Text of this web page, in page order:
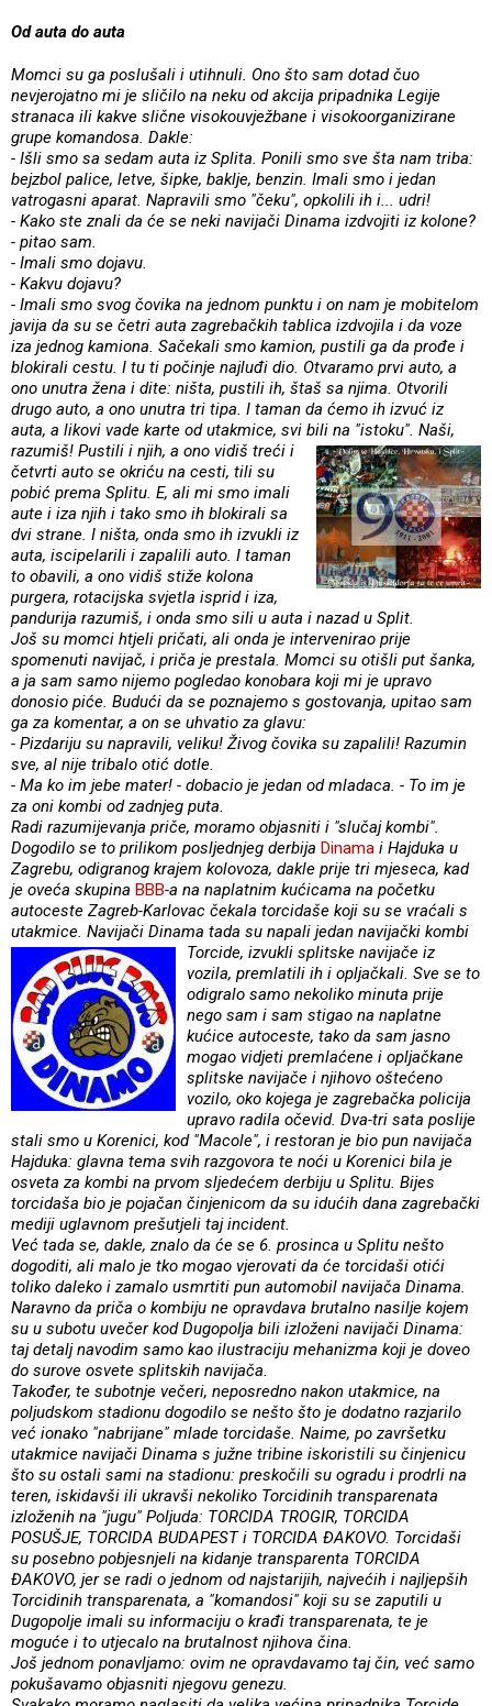
Od auta do auta
Momci su ga poslušali i utihnuli. Ono što sam dotad čuo
nevjerojatno mi je sličilo na neku od akcija pripadnika Legije
stranaca ili kakve slične visokouvježbane i visokoorganizirane
grupe komandosa. Dakle:
- Išli smo sa sedam auta iz Splita. Ponili smo sve šta nam triba:
bejzbol palice, letve, šipke, baklje, benzin. Imali smo i jedan
vatrogasni aparat. Napravili smo "čeku", opkolili ih i... udri!
- Kako ste znali da će se neki navijači Dinama izdvojiti iz kolone?
- pitao sam.
- Imali smo dojavu.
- Kakvu dojavu?
- Imali smo svog čovika na jednom punktu i on nam je mobitelom
javija da su se četri auta zagrebačkih tablica izdvojila i da voze
iza jednog kamiona. Sačekali smo kamion, pustili ga da prođe i
blokirali cestu. I tu ti počinje najluđi dio. Otvaramo prvi auto, a
ono unutra žena i dite: ništa, pustili ih, štaš sa njima. Otvorili
drugo auto, a ono unutra tri tipa. I taman da ćemo ih izvuć iz
auta, a likovi vade karte od utakmice, svi bili na "istoku". Naši,
razumiš! Pustili i njih, a ono vidiš treći i
četvrti auto se okriću na cesti, tili su
pobić prema Splitu. E, ali mi smo imali
aute i iza njih i tako smo ih blokirali sa
dvi strane. I ništa, onda smo ih izvukli iz
auta, iscipelarili i zapalili auto. I taman
to obavili, a ono vidiš stiže kolona
purgera, rotacijska svjetla isprid i iza,
pandurija razumiš, i onda smo sili u auta i nazad u Split.
Još su momci htjeli pričati, ali onda je intervenirao prije
spomenuti navijač, i priča je prestala. Momci su otišli put šanka,
a ja sam samo nijemo pogledao konobara koji mi je upravo
donosio piće. Budući da se poznajemo s gostovanja, upitao sam
ga za komentar, a on se uhvatio za glavu:
- Pizdariju su napravili, veliku! Živog čovika su zapalili! Razumin
sve, al nije tribalo otić dotle.
- Ma ko im jebe mater! - dobacio je jedan od mladaca. - To im je
za oni kombi od zadnjeg puta.
Radi razumijevanja priče, moramo objasniti i "slučaj kombi".
Dogodilo se to prilikom posljednjeg derbija Dinama i Hajduka u
Zagrebu, odigranog krajem kolovoza, dakle prije tri mjeseca, kad
je oveća skupina BBB-a na naplatnim kućicama na početku
autoceste Zagreb-Karlovac čekala torcidaše koji su se vraćali s
utakmice. Navijači Dinama tada su napali jedan navijački kombi
Torcide, izvukli splitske navijače iz
vozila, premlatili ih i opljačkali. Sve se to
odigralo samo nekoliko minuta prije
nego sam i sam stigao na naplatne
kućice autoceste, tako da sam jasno
mogao vidjeti premlaćene i opljačkane
splitske navijače i njihovo oštećeno
vozilo, oko kojega je zagrebačka policija
upravo radila očevid. Dva-tri sata poslije
stali smo u Korenici, kod "Macole", i restoran je bio pun navijača
Hajduka: glavna tema svih razgovora te noći u Korenici bila je
osveta za kombi na prvom sljedećem derbiju u Splitu. Bijes
torcidaša bio je pojačan činjenicom da su idućih dana zagrebački
mediji uglavnom prešutjeli taj incident.
Već tada se, dakle, znalo da će se 6. prosinca u Splitu nešto
dogoditi, ali malo je tko mogao vjerovati da će torcidaši otići
toliko daleko i zamalo usmrtiti pun automobil navijača Dinama.
Naravno da priča o kombiju ne opravdava brutalno nasilje kojem
su u subotu uvečer kod Dugopolja bili izloženi navijači Dinama:
taj detalj navodim samo kao ilustraciju mehanizma koji je doveo
do surove osvete splitskih navijača.
Također, te subotnje večeri, neposredno nakon utakmice, na
poljudskom stadionu dogodilo se nešto što je dodatno razjarilo
već ionako "nabrijane" mlade torcidaše. Naime, po završetku
utakmice navijači Dinama s južne tribine iskoristili su činjenicu
što su ostali sami na stadionu: preskočili su ogradu i prodrli na
teren, iskidavši ili ukravši nekoliko Torcidinih transparenata
izloženih na "jugu" Poljuda: TORCIDA TROGIR, TORCIDA
POSUŠJE, TORCIDA BUDAPEST i TORCIDA ĐAKOVO. Torcidaši
su posebno pobjesnjeli na kidanje transparenta TORCIDA
ĐAKOVO, jer se radi o jednom od najstarijih, najvećih i najljepših
Torcidinih transparenata, a "komandosi" koji su se zaputili u
Dugopolje imali su informaciju o krađi transparenata, te je
moguće i to utjecalo na brutalnost njihova čina.
Još jednom ponavljamo: ovim ne opravdavamo taj čin, već samo
pokušavamo objasniti njegovu genezu.